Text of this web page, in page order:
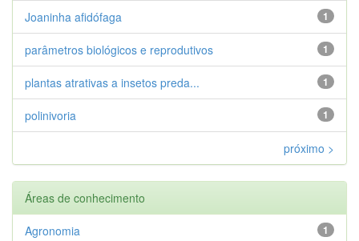
1
Joaninha afidófaga
1
parâmetros biológicos e reprodutivos
1
plantas atrativas a insetos preda...
1
polinivoria
próximo >
Áreas de conhecimento
1
Agronomia